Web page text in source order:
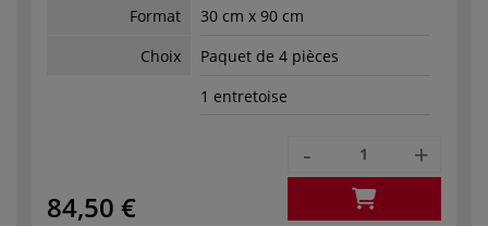
Format
30 cm x 90 cm
Choix
Paquet de 4 pièces
1 entretoise
84,50 €
- +